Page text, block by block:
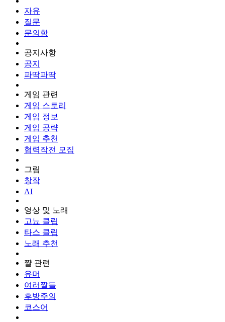
자유
질문
문의함
공지사항
공지
파딱파딱
게임 관련
게임 스토리
게임 정보
게임 공략
게임 추천
협력작전 모집
그림
창작
AI
영상 및 노래
고뇨 클립
타스 클립
노래 추천
쨜 관련
유머
여러짤들
후방주의
코스어